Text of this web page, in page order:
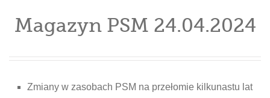
Magazyn PSM 24.04.2024
Zmiany w zasobach PSM na przełomie kilkunastu lat